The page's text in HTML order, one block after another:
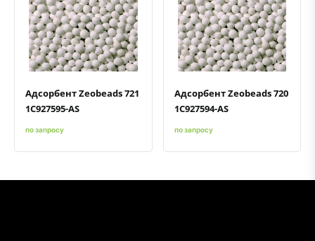
Быстрый просмотрДобавить к сравнению
Добавить в избранное
Адсорбент Zeobeads 721
1C927595-AS
по запросу
Быстрый просмотрДобавить к сравнению
Добавить в избранное
Адсорбент Zeobeads 720
1C927594-AS
по запросу